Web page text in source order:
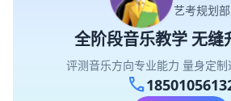
艺考规划
全阶段音乐教学 无缝
评测音乐方向专业能力 量身定
call